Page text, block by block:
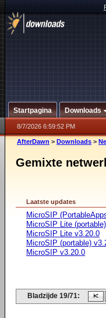
Startpagina Downloads
8/7/2026 6:59:52 PM
AfterDawn > Downloads >
Gemixte
Laatste updates
MicroSIP
MicroSIP Lite
MicroSIP Lite v3.20.0
MicroSIP (portable)
MicroSIP v3.20.0
Bladzijde 19/71: